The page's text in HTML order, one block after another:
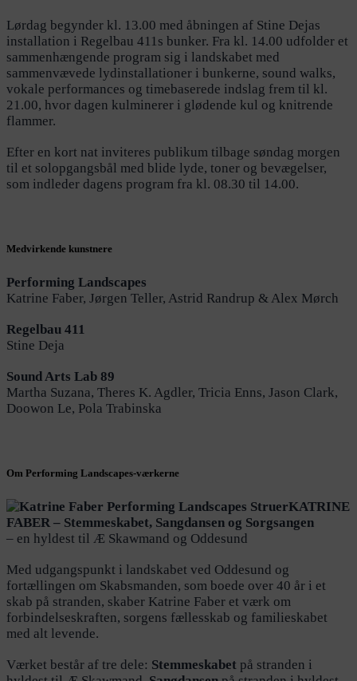
Lørdag begynder kl. 13.00 med åbningen af Stine Dejas
installation i Regelbau 411s bunker. Fra kl. 14.00 udfolder et
sammenhængende program sig i landskabet med
sammenvævede lydinstallationer i bunkerne, sound walks,
vokale performances og timebaserede indslag frem til kl.
21.00, hvor dagen kulminerer i glødende kul og knitrende
flammer.
Efter en kort nat inviteres publikum tilbage søndag morgen
til et solopgangsbål med blide lyde, toner og bevægelser,
som indleder dagens program fra kl. 08.30 til 14.00.
Medvirkende kunstnere
Performing Landscapes
Katrine Faber, Jørgen Teller, Astrid Randrup & Alex Mørch
Regelbau 411
Stine Deja
Sound Arts Lab 89
Martha Suzana, Theres K. Agdler, Tricia Enns, Jason Clark,
Doowon Le, Pola Trabinska
Om Performing Landscapes-værkerne
KATRINE
FABER – Stemmeskabet, Sangdansen og Sorgsangen
– en hyldest til Æ Skawmand og Oddesund
Med udgangspunkt i landskabet ved Oddesund og
fortællingen om Skabsmanden, som boede over 40 år i et
skab på stranden, skaber Katrine Faber et værk om
forbindelseskraften, sorgens fællesskab og familieskabet
med alt levende.
Værket består af tre dele: Stemmeskabet på stranden i